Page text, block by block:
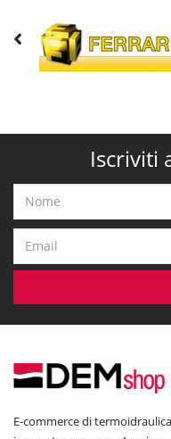
Iscriviti
E-commerce di